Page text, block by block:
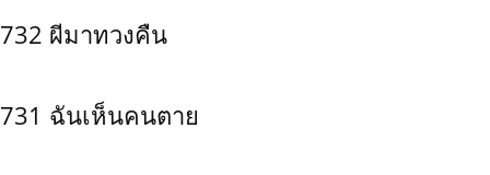
732 ผีมาทวงคืน
731 ฉันเห็นคนตาย